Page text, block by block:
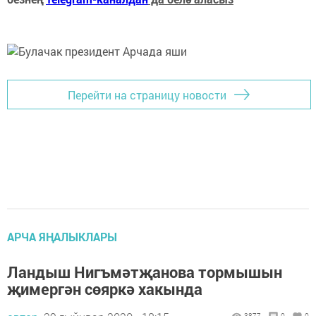
Перейти на страницу новости
АРЧА ЯҢАЛЫКЛАРЫ
Ландыш Нигъмәтҗанова тормышын
җимергән сөяркә хакында